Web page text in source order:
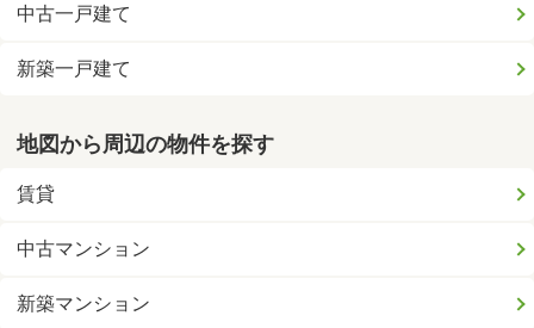
中古一戸建て
新築一戸建て
地図から周辺の物件を探す
賃貸
中古マンション
新築マンション